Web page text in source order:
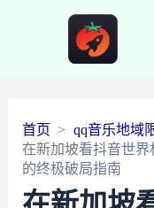
首页
qq音乐地域
在新加坡看抖音世界
的终极破局指南